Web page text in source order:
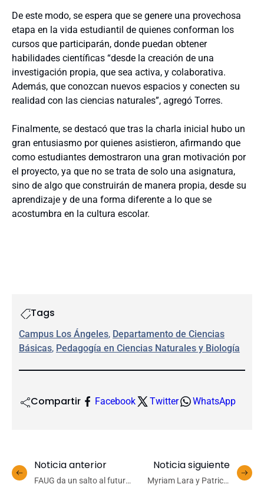
De este modo, se espera que se genere una provechosa
etapa en la vida estudiantil de quienes conforman los
cursos que participarán, donde puedan obtener
habilidades científicas “desde la creación de una
investigación propia, que sea activa, y colaborativa.
Además, que conozcan nuevos espacios y conecten su
realidad con las ciencias naturales”, agregó Torres.
Finalmente, se destacó que tras la charla inicial hubo un
gran entusiasmo por quienes asistieron, afirmando que
como estudiantes demostraron una gran motivación por
el proyecto, ya que no se trata de solo una asignatura,
sino de algo que construirán de manera propia, desde su
aprendizaje y de una forma diferente a lo que se
acostumbra en la cultura escolar.
Tags
Campus Los Ángeles, Departamento de Ciencias
Básicas, Pedagogía en Ciencias Naturales y Biología
Compartir Facebook Twitter WhatsApp
Noticia anterior
FAUG da un salto al futuro
Noticia siguiente
Myriam Lara y Patricio